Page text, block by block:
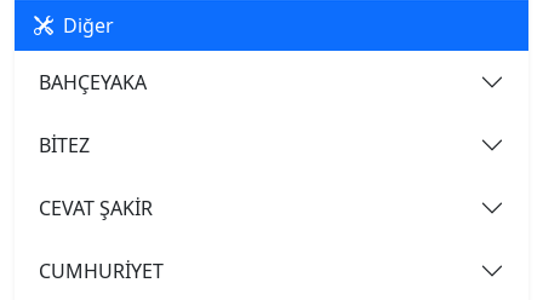
Diğer
BAHÇEYAKA
BİTEZ
CEVAT ŞAKİR
CUMHURİYET